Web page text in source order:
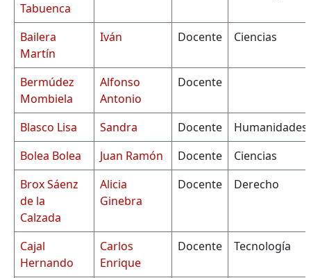
Tabuenca
Bailera
Martín
Iván Docente Ciencias
Bermúdez
Mombiela
Alfonso
Antonio
Docente
Blasco Lisa Sandra Docente
Humanidades
Bolea Bolea
Juan Ramón Docente
Ciencias
Brox Sáenz
de la
Calzada
Alicia
Ginebra
Docente Derecho
Cajal
Hernando
Carlos
Enrique
Docente Tecnología